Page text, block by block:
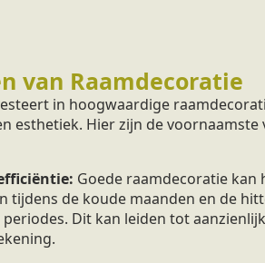
van Raamdecoratie
in hoogwaardige
esthetiek. Hier zijn de
Goede raamdecoratie
tijdens de koude maanden en de
Dit kan leiden tot